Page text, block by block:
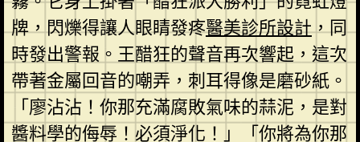
牌，閃爍得讓人眼睛發疼醫美診所設計，同
時發出警報。王醋狂的聲音再次響起，這次
帶著金屬回音的嘲弄，刺耳得像是磨砂紙。
「廖沾沾！你那充滿腐敗氣味的蒜泥，是對
醬料學的侮辱！必須淨化！」「你將為你那